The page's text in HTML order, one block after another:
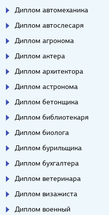
Диплом автомеханика
Диплом автослесаря
Диплом агронома
Диплом актера
Диплом архитектора
Диплом астронома
Диплом бетонщика
Диплом библиотекаря
Диплом биолога
Диплом бурильщика
Диплом бухгалтера
Диплом ветеринара
Диплом визажиста
Диплом военный